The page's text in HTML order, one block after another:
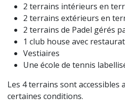
2 terrains intérieurs en
2 terrains extérieurs en
2 terrains de Padel gérés
1 club house avec
Vestiaires
Une école de tennis
Les 4 terrains sont accessibles
certaines conditions.